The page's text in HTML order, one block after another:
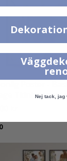
utav 5 stjärnor
Nej tack, jag